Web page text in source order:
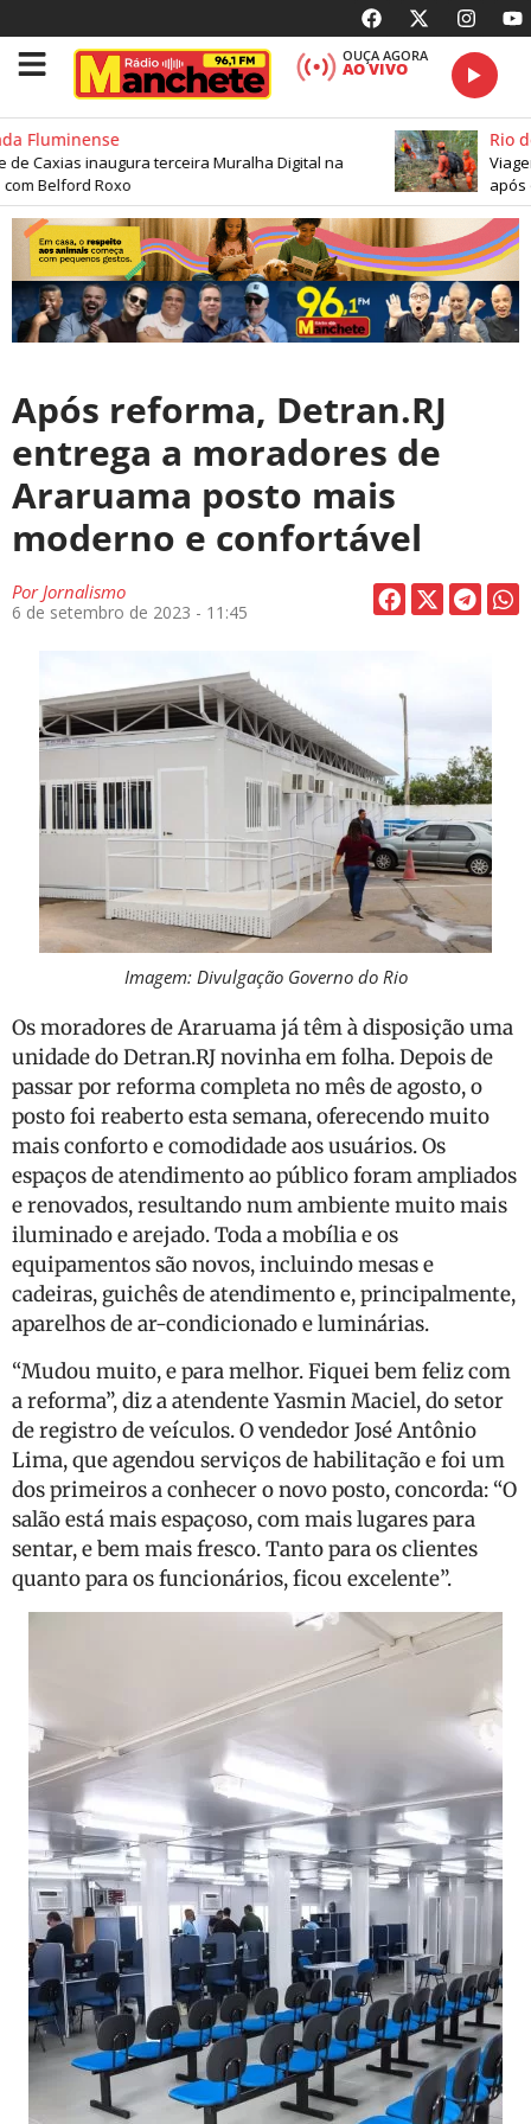
OUÇA AGORA
AO VIVO
Fluminense
Caxias inaugura terceira Muralha Digital na
Belford Roxo
Rio de
Viagem
após
Após reforma, Detran.RJ
entrega a moradores de
Araruama posto mais
moderno e confortável
PorJornalismo
6 de setembro de 2023 - 11:45
Imagem: Divulgação Governo do Rio
Os moradores de Araruama já têm à disposição uma
unidade do Detran.RJ novinha em folha. Depois de
passar por reforma completa no mês de agosto, o
posto foi reaberto esta semana, oferecendo muito
mais conforto e comodidade aos usuários. Os
espaços de atendimento ao público foram ampliados
e renovados, resultando num ambiente muito mais
iluminado e arejado. Toda a mobília e os
equipamentos são novos, incluindo mesas e
cadeiras, guichês de atendimento e, principalmente,
aparelhos de ar-condicionado e luminárias.
“Mudou muito, e para melhor. Fiquei bem feliz com
a reforma”, diz a atendente Yasmin Maciel, do setor
de registro de veículos. O vendedor José Antônio
Lima, que agendou serviços de habilitação e foi um
dos primeiros a conhecer o novo posto, concorda: “O
salão está mais espaçoso, com mais lugares para
sentar, e bem mais fresco. Tanto para os clientes
quanto para os funcionários, ficou excelente”.